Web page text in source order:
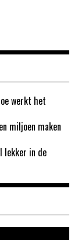
werkt het
miljoen maken
lekker in de